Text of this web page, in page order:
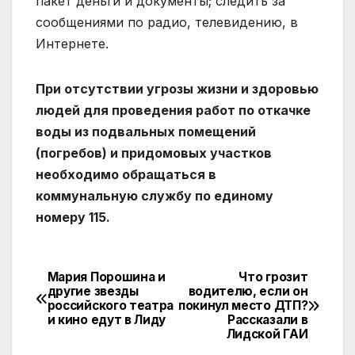
сообщениями по радио, телевидению, в
Интернете.
При отсутствии угрозы жизни и здоровью
людей для проведения работ по откачке
воды из подвальных помещений
(погребов) и придомовых участков
необходимо обращаться в
коммунальную службу по единому
номеру 115.
Что грозит
водителю, если он
покинул место ДТП?
Рассказали в
Лидской ГАИ
Мария Порошина и
другие звезды
российского театра
и кино едут в Лиду